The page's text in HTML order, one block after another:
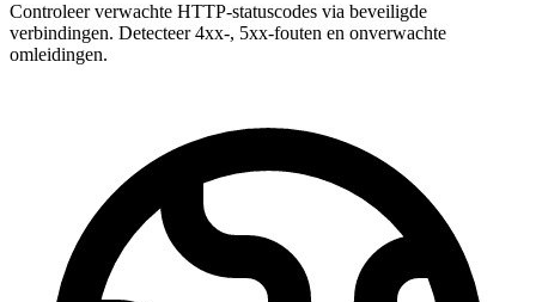
Controleer verwachte HTTP-statuscodes via beveiligde
verbindingen. Detecteer 4xx-, 5xx-fouten en onverwachte
omleidingen.